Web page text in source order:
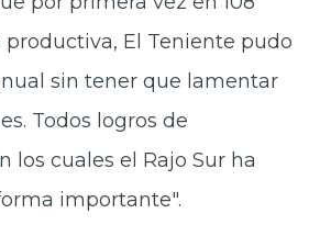
El Teniente pudo
sin tener que lamentar
Todos logros de
los cuales el Rajo Sur ha
importante".